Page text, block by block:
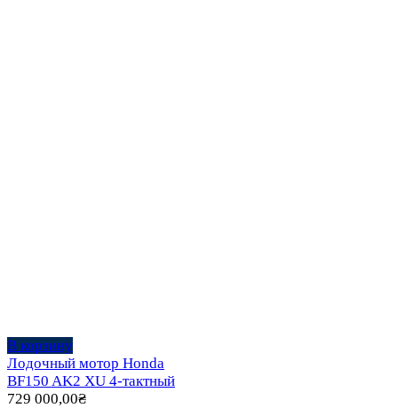
В корзину
Лодочный мотор Honda
BF150 AK2 XU 4-тактный
729 000,00₴